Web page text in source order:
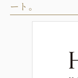
ート。